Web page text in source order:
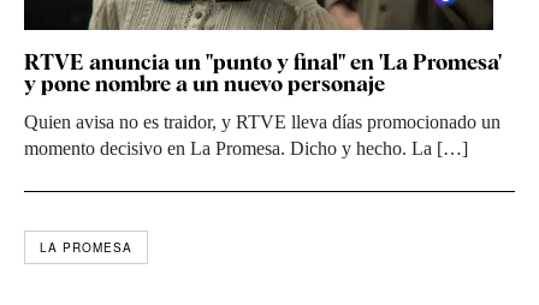
RTVE anuncia un "punto y final" en 'La Promesa'
y pone nombre a un nuevo personaje
Quien avisa no es traidor, y RTVE lleva días promocionado un
momento decisivo en La Promesa. Dicho y hecho. La […]
LA PROMESA